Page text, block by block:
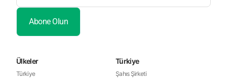
Ülkeler
Türkiye
Türkiye
Şahıs Şirketi